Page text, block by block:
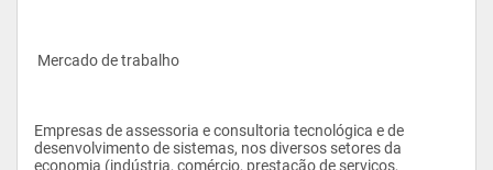
Mercado de trabalho
Empresas de assessoria e consultoria tecnológica e de
desenvolvimento de sistemas, nos diversos setores da
economia (indústria, comércio, prestação de serviços,